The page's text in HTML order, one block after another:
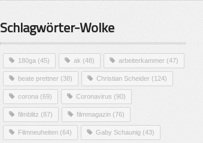
Schlagwörter-Wolke
180ga (45) ak (48) arbeiterkammer (47)
beate prettner (38) Christian Scheider (124)
corona (69) Coronavirus (90)
filmblitz (87) filmmagazin (76)
Filmneuheiten (64) Gaby Schaunig (43)